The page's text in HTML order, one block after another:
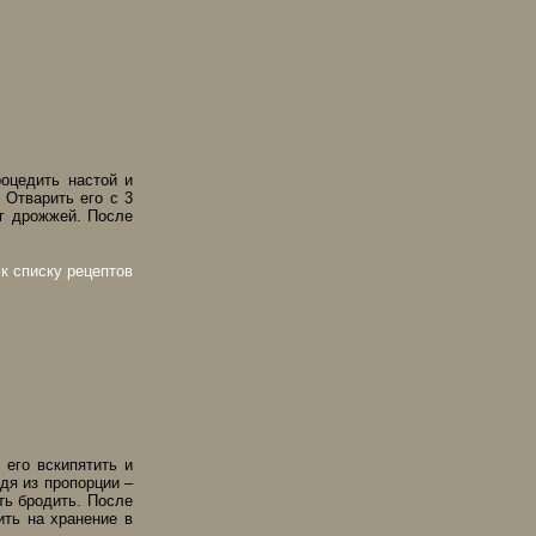
настой и
Отварить его с 3
дрожжей. После
списку рецептов
вскипятить и
из пропорции –
бродить. После
на хранение в